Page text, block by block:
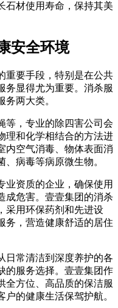
石材使用寿命，保持其美
安全环境
重要手段，特别是在公共
务显得尤为重要。消杀服
两大类。
等，专业的除四害公司会
理和化学相结合的方法进
内空气消毒、物体表面消
病毒等病原微生物。
业资质的企业，确保使用
成危害。壹壹集团的消杀
采用环保药剂和先进设
务，营造健康舒适的居住
日常清洁到深度养护的各
的服务选择。壹壹集团作
全方位、高品质的保洁服
的健康生活保驾护航。